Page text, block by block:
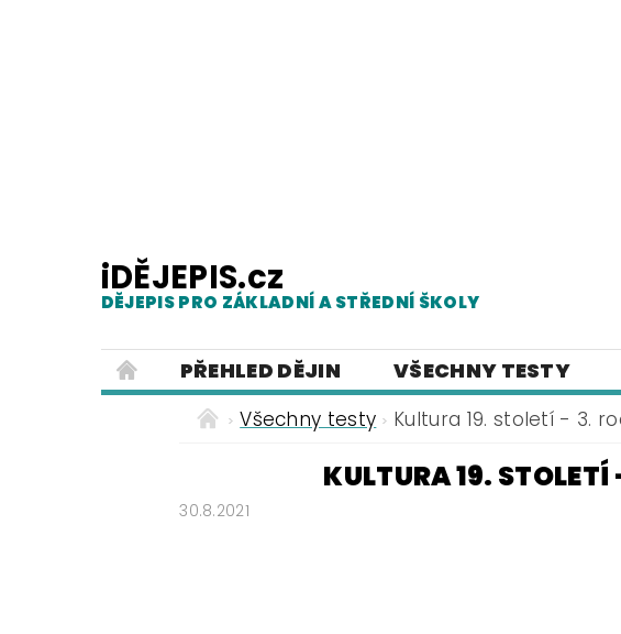
iDĚJEPIS.cz
DĚJEPIS PRO ZÁKLADNÍ A STŘEDNÍ ŠKOLY
PŘEHLED DĚJIN VŠECHNY TESTY
PRACOVNÍ LISTY
PREZENTACE UČIVA
POUŽITÁ LITERATURA
O NAŠICH
Všechny testy Kultura 19. století - 3.
KULTURA 19.
30.8.2021